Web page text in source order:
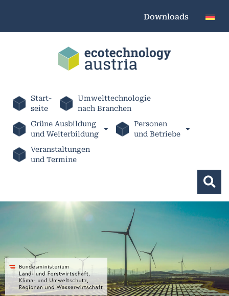
Downloads
Start-
seite
Umwelttechnologie
nach Branchen
Grüne Ausbildung
und Weiterbildung
Personen
und Betriebe
Veranstaltungen
und Termine